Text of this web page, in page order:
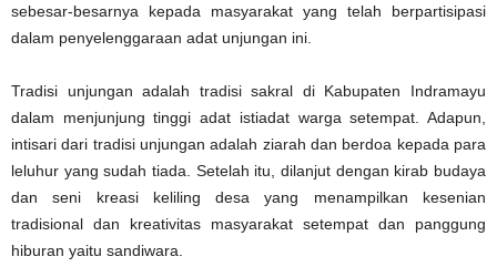
sebesar-besarnya kepada masyarakat yang telah berpartisipasi
dalam penyelenggaraan adat unjungan ini.
Tradisi unjungan adalah tradisi sakral di Kabupaten Indramayu
dalam menjunjung tinggi adat istiadat warga setempat. Adapun,
intisari dari tradisi unjungan adalah ziarah dan berdoa kepada para
leluhur yang sudah tiada. Setelah itu, dilanjut dengan kirab budaya
dan seni kreasi keliling desa yang menampilkan kesenian
tradisional dan kreativitas masyarakat setempat dan panggung
hiburan yaitu sandiwara.